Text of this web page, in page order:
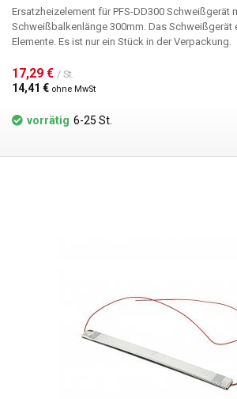
Ersatzheizelement für PFS-DD300 Schweißgerät
Schweißbalkenlänge 300mm. Das Schweißgerät
Elemente. Es ist nur ein Stück in der Verpackung.
17,29 € / St.
14,41 € ohne MwSt
vorrätig 6-25 St.